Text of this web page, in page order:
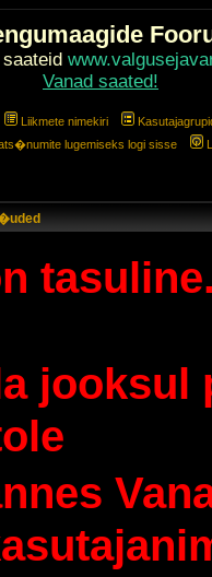
Vanad saated!
Liikmete nimekiri
lugemiseks logi sisse
tasuline.
jooksul